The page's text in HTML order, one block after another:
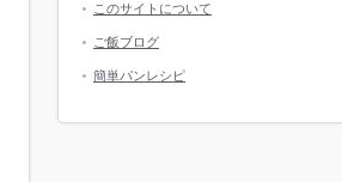
このサイトについて
ご飯ブログ
簡単パンレシピ